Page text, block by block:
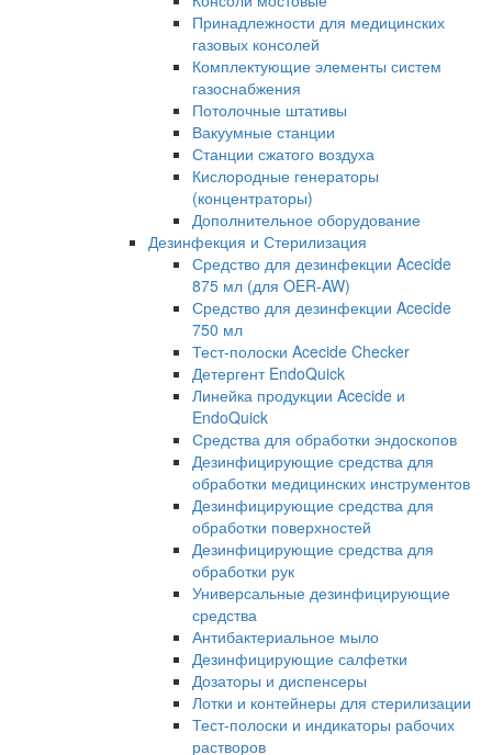
Принадлежности для медицинских
газовых консолей
Комплектующие элементы систем
газоснабжения
Потолочные штативы
Вакуумные станции
Станции сжатого воздуха
Кислородные генераторы
(концентраторы)
Дополнительное оборудование
Дезинфекция и Стерилизация
Средство для дезинфекции Acecide
875 мл (для OER-AW)
Средство для дезинфекции Acecide
750 мл
Тест-полоски Acecide Checker
Детергент EndoQuick
Линейка продукции Acecide и
EndoQuick
Средства для обработки эндоскопов
Дезинфицирующие средства для
обработки медицинских инструментов
Дезинфицирующие средства для
обработки поверхностей
Дезинфицирующие средства для
обработки рук
Универсальные дезинфицирующие
средства
Антибактериальное мыло
Дезинфицирующие салфетки
Дозаторы и диспенсеры
Лотки и контейнеры для стерилизации
Тест-полоски и индикаторы рабочих
растворов